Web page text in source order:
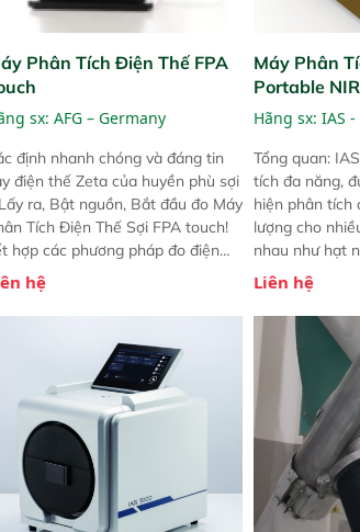
Phân Tích Điện Thế FPA
sx: AFG – Germany
định nhanh chóng và đáng tin
điện thế Zeta của huyền phù sợi
ra, Bật nguồn, Bắt đầu đo Máy
Tích Điện Thế Sợi FPA touch!
hợp các phương pháp đo điện
Zeta đã được chứng minh với sự
giản tuyệt vời trong thao tác và
hành của các phiên bản FPA
đó. Nhưng so với các phiên
trước, FPA touch! nhỏ hơn và
hơn đáng kể, đồng thời được
cấp với các tính năng mới.
hệ
Máy Phân
Portable
6100
Hãng sx: IAS
Tổng quan:
tích đa năng,
hiện phân tích
lượng cho
nhau như hạt
chất lỏng.
kỳ ai cũng có
đa thành
đơn giản, mọi
dùng : phân
thức ăn chăn
phẩm, nông
Liên hệ